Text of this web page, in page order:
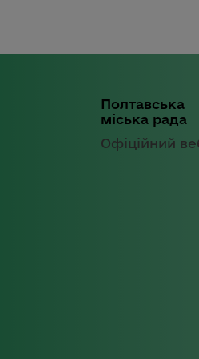
Полтавська
міська рада
Офіційний